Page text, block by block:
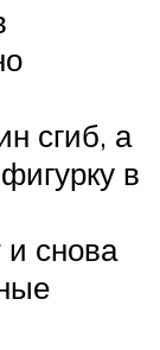
сгиб, а
в
снова